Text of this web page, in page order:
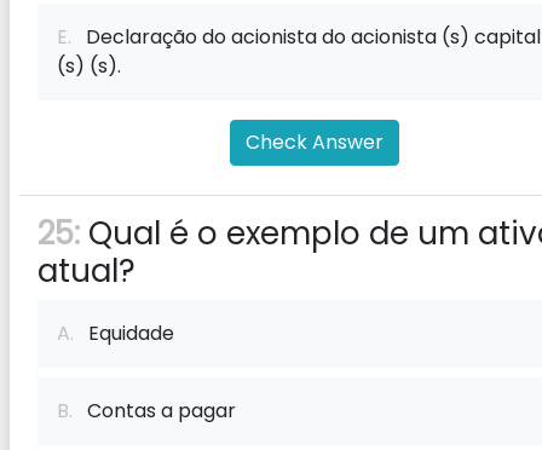
E. Declaração do acionista do acionista (s) capital
(s) (s).
Check Answer
25: Qual é o exemplo de um
atual?
A. Equidade
B. Contas a pagar